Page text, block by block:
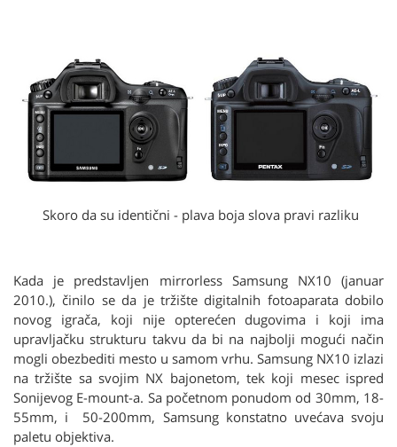
Skoro da su identični - plava boja slova pravi razliku
Kada je predstavljen mirrorless Samsung NX10 (januar
2010.), činilo se da je tržište digitalnih fotoaparata dobilo
novog igrača, koji nije opterećen dugovima i koji ima
upravljačku strukturu takvu da bi na najbolji mogući način
mogli obezbediti mesto u samom vrhu. Samsung NX10 izlazi
na tržište sa svojim NX bajonetom, tek koji mesec ispred
Sonijevog E-mount-a. Sa početnom ponudom od 30mm, 18-
55mm, i 50-200mm, Samsung konstatno uvećava svoju
paletu objektiva.